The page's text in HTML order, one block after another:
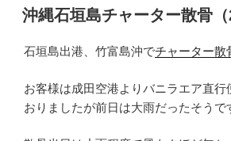
稿
日:
沖縄石垣島チャーター散骨（
石垣島出港、竹富島沖でチャーター散
お客様は成田空港よりバニラエア直行
おりましたが前日は大雨だったそうで